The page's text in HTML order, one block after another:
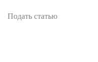
Подать статью